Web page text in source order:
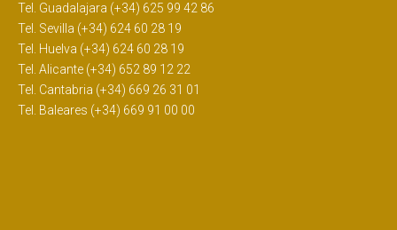
Tel. Guadalajara (+34) 625 99 42 86
Tel. Sevilla (+34) 624 60 28 19
Tel. Huelva (+34) 624 60 28 19
Tel. Alicante (+34) 652 89 12 22
Tel. Cantabria (+34) 669 26 31 01
Tel. Baleares (+34) 669 91 00 00